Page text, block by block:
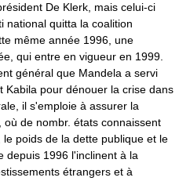
De Klerk, mais celui-ci
national quitta la coalition
même année 1996, une
qui entre en vigueur en 1999.
général que Mandela a servi
pour dénouer la crise dans
il s'emploie à assurer la
de nombr. états connaissent
poids de la dette publique et le
depuis 1996 l'inclinent à la
étrangers et à